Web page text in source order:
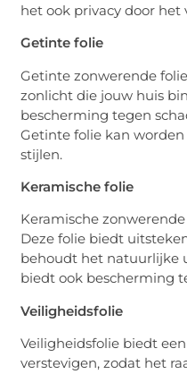
het ook privacy door
Getinte folie
Getinte zonwerende
zonlicht die jouw huis
bescherming tegen
Getinte folie kan
stijlen.
Keramische folie
Keramische
Deze folie biedt
behoudt het natuurlijke
biedt ook bescherming
Veiligheidsfolie
Veiligheidsfolie biedt
verstevigen, zodat het